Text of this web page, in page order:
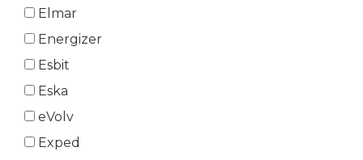
Elmar
Energizer
Esbit
Eska
eVolv
Exped